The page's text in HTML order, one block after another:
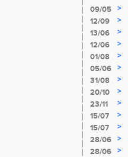
09/05 >
12/09
>
13/06
>
12/06
>
01/08
>
05/06 >
31/08
>
20/10
>
23/11
>
15/07
>
15/07
>
28/06
>
28/06
>